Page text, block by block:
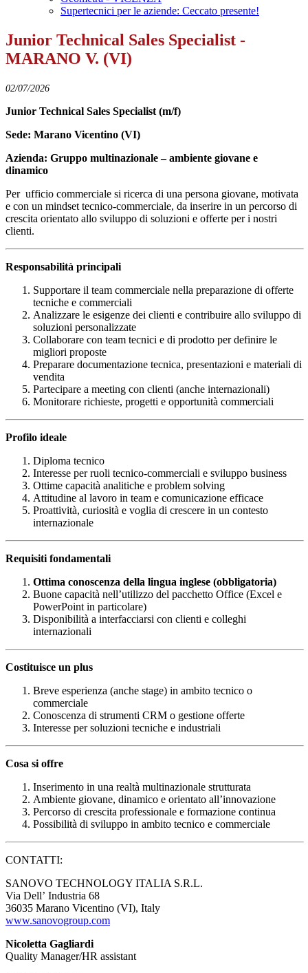
Supertecnici per le aziende: Ceccato presente!
Junior Technical Sales Specialist -
MARANO V. (VI)
02/07/2026
Junior Technical Sales Specialist (m/f)
Sede: Marano Vicentino (VI)
Azienda: Gruppo multinazionale – ambiente giovane e
dinamico
Per ufficio commerciale si ricerca di una persona giovane, motivata
e con un mindset tecnico-commerciale, da inserire in un percorso di
crescita orientato allo sviluppo di soluzioni e offerte per i nostri
clienti.
Responsabilità principali
Supportare il team commerciale nella preparazione di offerte
tecniche e commerciali
Analizzare le esigenze dei clienti e contribuire allo sviluppo di
soluzioni personalizzate
Collaborare con team tecnici e di prodotto per definire le
migliori proposte
Preparare documentazione tecnica, presentazioni e materiali di
vendita
Partecipare a meeting con clienti (anche internazionali)
Monitorare richieste, progetti e opportunità commerciali
Profilo ideale
Diploma tecnico
Interesse per ruoli tecnico-commerciali e sviluppo business
Ottime capacità analitiche e problem solving
Attitudine al lavoro in team e comunicazione efficace
Proattività, curiosità e voglia di crescere in un contesto
internazionale
Requisiti fondamentali
Ottima conoscenza della lingua inglese (obbligatoria)
Buone capacità nell’utilizzo del pacchetto Office (Excel e
PowerPoint in particolare)
Disponibilità a interfacciarsi con clienti e colleghi
internazionali
Costituisce un plus
Breve esperienza (anche stage) in ambito tecnico o
commerciale
Conoscenza di strumenti CRM o gestione offerte
Interesse per soluzioni tecniche e industriali
Cosa si offre
Inserimento in una realtà multinazionale strutturata
Ambiente giovane, dinamico e orientato all’innovazione
Percorso di crescita professionale e formazione continua
Possibilità di sviluppo in ambito tecnico e commerciale
CONTATTI:
SANOVO TECHNOLOGY ITALIA S.R.L.
Via Dell’ Industria 68
36035 Marano Vicentino (VI), Italy
www.sanovogroup.com
Nicoletta Gagliardi
Quality Manager/HR assistant